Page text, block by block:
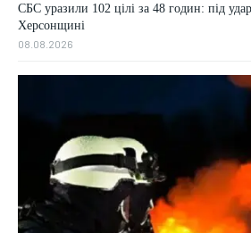
СБС уразили 102 цілі за 48 годин: під
Херсонщині
08.08.2026